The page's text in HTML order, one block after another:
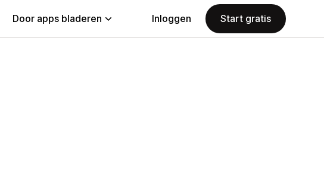
Door apps bladeren Inloggen Start gratis